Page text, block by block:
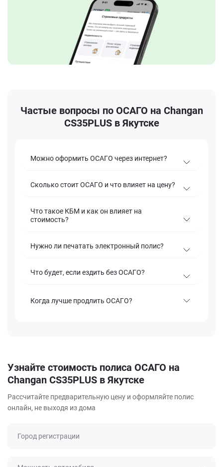
Частые вопросы по ОСАГО на Changan
CS35PLUS в Якутске
Можно оформить ОСАГО через интернет?
Сколько стоит ОСАГО и что влияет на цену?
Что такое КБМ и как он влияет на
стоимость?
Нужно ли печатать электронный полис?
Что будет, если ездить без ОСАГО?
Когда лучше продлить ОСАГО?
Узнайте стоимость полиса ОСАГО на
Changan CS35PLUS в Якутске
Рассчитайте предварительную цену и оформляйте полис
онлайн, не выходя из дома
Город регистрации